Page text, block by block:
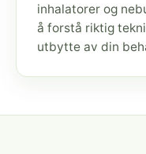
inhalatorer og
å forstå riktig
utbytte av din